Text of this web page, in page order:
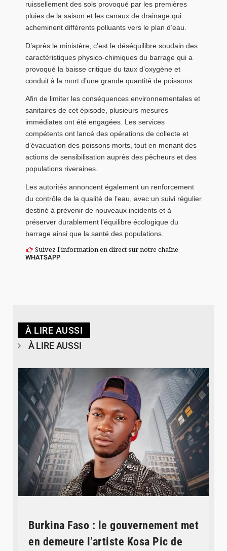
ruissellement des sols provoqué par les premières
pluies de la saison et les canaux de drainage qui
acheminent différents polluants vers le plan d’eau.
D’après le ministère, c’est le déséquilibre soudain des
caractéristiques physico-chimiques du barrage qui a
provoqué la baisse critique du taux d’oxygène et
conduit à la mort d’une grande quantité de poissons.
Afin de limiter les conséquences environnementales et
sanitaires de cet épisode, plusieurs mesures
immédiates ont été engagées. Les services
compétents ont lancé des opérations de collecte et
d’évacuation des poissons morts, tout en menant des
actions de sensibilisation auprès des pêcheurs et des
populations riveraines.
Les autorités annoncent également un renforcement
du contrôle de la qualité de l’eau, avec un suivi régulier
destiné à prévenir de nouveaux incidents et à
préserver durablement l’équilibre écologique du
barrage ainsi que la santé des populations.
Suivez l'information en direct sur notre chaîne
WHATSAPP
À LIRE AUSSI
À LIRE AUSSI
Burkina Faso : le gouvernement met
en demeure l’artiste Kosa Pic de